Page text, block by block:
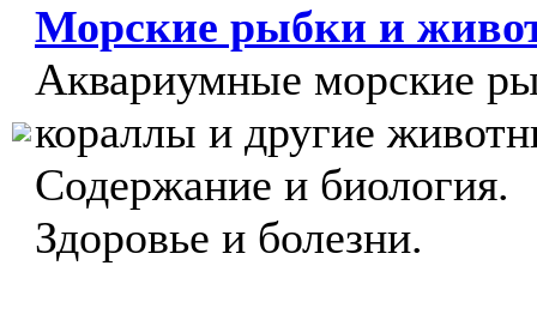
Морские рыбки и
Аквариумные морские
кораллы и другие
Содержание и биология.
Здоровье и болезни.